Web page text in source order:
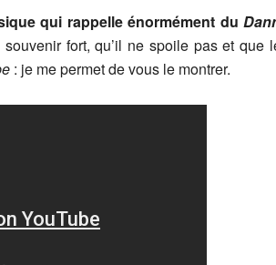
qui rappelle énormément du
fort, qu’il ne spoile pas et que
: je me permet de vous le montrer.